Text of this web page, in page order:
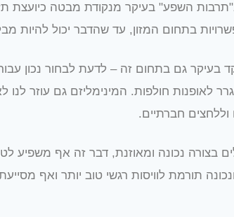
השפע" בעיקר מנקודת מבטה כיועצת
בתחום המזון, עד שהדבר יכול להיות
בעיקר גם בתחום זה – לדעת לבחור נכון
לאופנות חולפות. המינימליזם גם עוזר לנו
וללחצים חברתיים.
בצורה נכונה ומאוזנת, דבר זה אף משפיע
תורמת לוויסות רגשי טוב יותר ואף